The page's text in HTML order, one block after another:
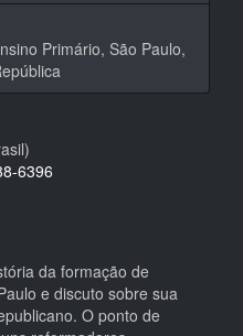
Primário, São Paulo,
6396
da formação de
e discuto sobre sua
O ponto de